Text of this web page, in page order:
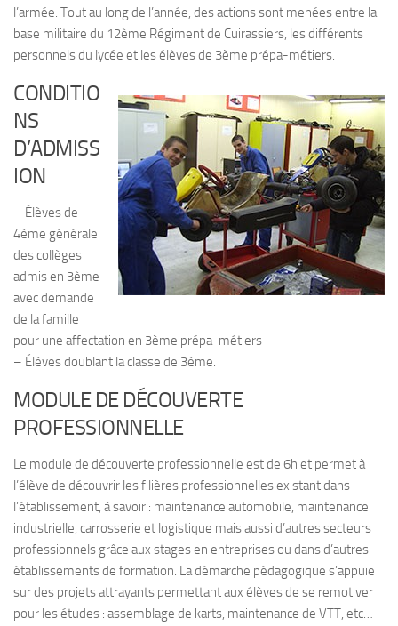
l’armée. Tout au long de l’année, des actions sont menées entre la
base militaire du 12ème Régiment de Cuirassiers, les différents
personnels du lycée et les élèves de 3ème prépa-métiers.
CONDITIO
NS
D’ADMISS
ION
– Élèves de
4ème générale
des collèges
admis en 3ème
avec demande
de la famille
pour une affectation en 3ème prépa-métiers
– Élèves doublant la classe de 3ème.
MODULE DE DÉCOUVERTE
PROFESSIONNELLE
Le module de découverte professionnelle est de 6h et permet à
l’élève de découvrir les filières professionnelles existant dans
l’établissement, à savoir : maintenance automobile, maintenance
industrielle, carrosserie et logistique mais aussi d’autres secteurs
professionnels grâce aux stages en entreprises ou dans d’autres
établissements de formation. La démarche pédagogique s’appuie
sur des projets attrayants permettant aux élèves de se remotiver
pour les études : assemblage de karts, maintenance de VTT, etc…